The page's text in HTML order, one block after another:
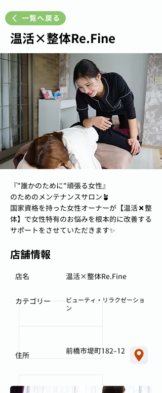
一覧へ戻る
温活×整体Re.Fine
『"誰かのために"頑張る女性』
のためのメンテナンスサロン🪴
国家資格を持った女性オーナーが【温活✖️整
体】で女性特有のお悩みを根本的に改善する
サポートをさせていただきます✨
店舗情報
温活×整体Re.Fine
店名
ビューティ・リラクゼーショ
ン
カテゴリー
前橋市堤町182-12
住所